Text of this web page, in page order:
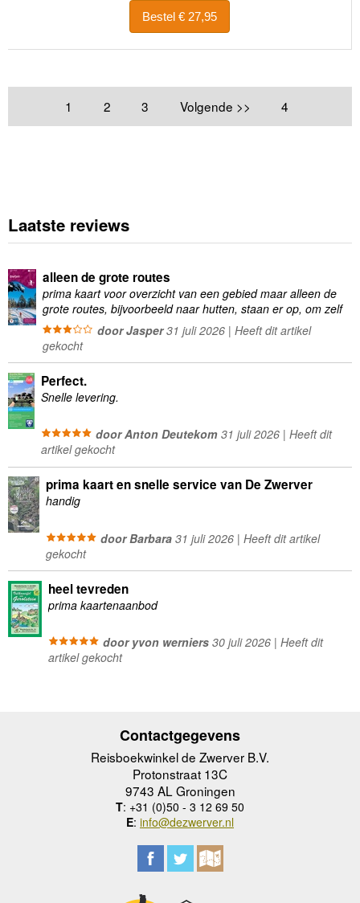
Bestel € 27,95
1 2 3 Volgende >> 4
Laatste reviews
alleen de grote routes
prima kaart voor overzicht van een gebied maar alleen de
grote routes, bijvoorbeeld naar hutten, staan er op, om zelf
wandelingen te plannen minder geschikt
door Jasper31 juli 2026 | Heeft dit artikel
gekocht
Perfect.
Snelle levering.
door Anton Deutekom31 juli 2026 | Heeft dit
artikel gekocht
prima kaart en snelle service van De Zwerver
handig
door Barbara31 juli 2026 | Heeft dit artikel
gekocht
heel tevreden
prima kaartenaanbod
door yvon werniers30 juli 2026 | Heeft dit
artikel gekocht
Contactgegevens
Reisboekwinkel de Zwerver B.V.
Protonstraat 13C
9743 AL Groningen
T: +31 (0)50 - 3 12 69 50
E: info@dezwerver.nl